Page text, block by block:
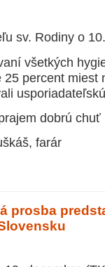
sv. Rodiny o
všetkých
25 percent miest
dobrú chuť
farár
prosba